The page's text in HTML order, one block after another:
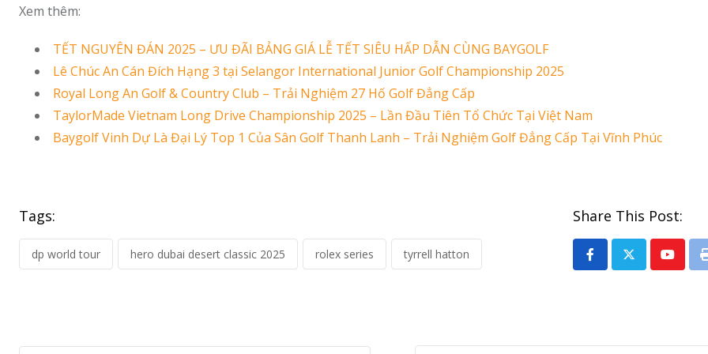
Xem thêm:
TẾT NGUYÊN ĐÁN 2025 – ƯU ĐÃI BẢNG GIÁ LỄ TẾT SIÊU HẤP DẪN CÙNG BAYGOLF
Lê Chúc An Cán Đích Hạng 3 tại Selangor International Junior Golf Championship 2025
Royal Long An Golf & Country Club – Trải Nghiệm 27 Hố Golf Đẳng Cấp
TaylorMade Vietnam Long Drive Championship 2025 – Lần Đầu Tiên Tổ Chức Tại Việt Nam
Baygolf Vinh Dự Là Đại Lý Top 1 Của Sân Golf Thanh Lanh – Trải Nghiệm Golf Đẳng Cấp Tại Vĩnh Phúc
Tags:
dp world tour hero dubai desert classic 2025 rolex series tyrrell hatton
Share This Post: